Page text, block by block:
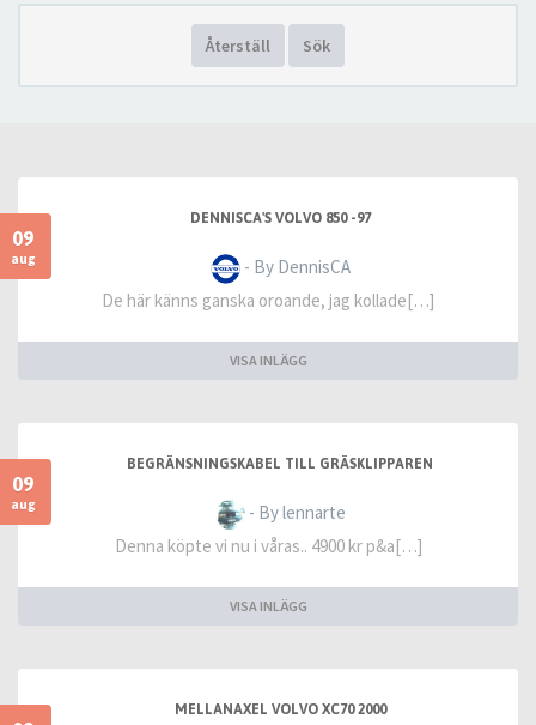
Återställ Sök
09
aug
DENNISCA'S VOLVO 850 -97
- By DennisCA
De här känns ganska oroande, jag kollade[…]
VISA INLÄGG
09
aug
BEGRÄNSNINGSKABEL TILL GRÄSKLIPPAREN
- By lennarte
Denna köpte vi nu i våras.. 4900 kr p&a[…]
VISA INLÄGG
MELLANAXEL VOLVO XC70 2000